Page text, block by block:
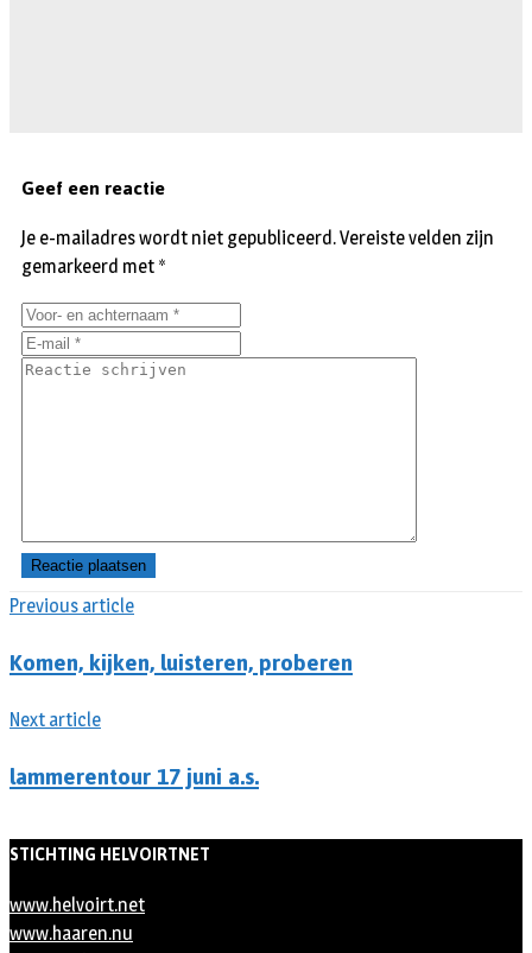
Previous article
Komen, kijken, luisteren, proberen
Next article
lammerentour 17 juni a.s.
Geef een reactie
Je e-mailadres wordt niet gepubliceerd.Vereiste velden zijn
gemarkeerd met *
STICHTING HELVOIRTNET
www.helvoirt.net
www.haaren.nu